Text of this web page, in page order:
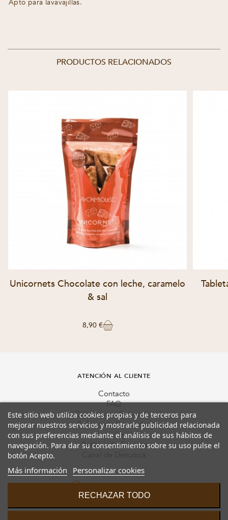
Apto para lavavajillas.
PRODUCTOS RELACIONADOS
Unicornets Chocolate con leche, caramelo
& sal
8,90 €
ATENCIÓN AL CLIENTE
Contacto
FAQ
Condiciones Generales
Política de Privacidad
Aviso legal
Política de Cookies
Este sitio web utiliza cookies propias y de terceros para
mejorar nuestros servicios y mostrarle publicidad relacionada
con sus preferencias mediante el análisis de sus hábitos de
navegación. Para dar su consentimiento sobre su uso pulse el
botón Acepto.
Más información Personalizar cookies
RECHAZAR TODO